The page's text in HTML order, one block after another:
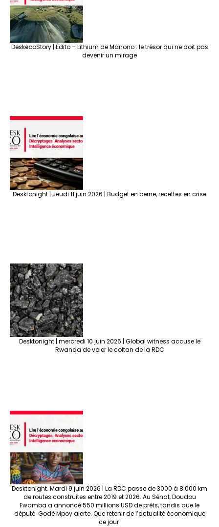
DeskecoStory | Édito – Lithium de Manono : le trésor qui ne doit pas
devenir un mirage
Desktonight | Jeudi 11 juin 2026 | Budget en berne, recettes en crise
Desktonight | mercredi 10 juin 2026 | Global witness accuse le
Rwanda de voler le coltan de la RDC
Desktonight. Mardi 9 juin 2026 | La RDC passe de 3000 à 8 000 km
de routes construites entre 2019 et 2026. Au Sénat, Doudou
Fwamba a annoncé 550 millions USD de prêts, tandis que le
député Godé Mpoy alerte. Que retenir de l’actualité économique
ce jour